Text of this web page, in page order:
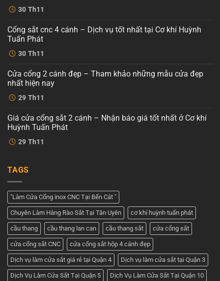
30 Th11
Không
có
luận
ở
Mẫu
cổng
sắt
cnc
cánh
hiện
đại
tại
Cơ
khí
Phát
30 Th11
Cổng sắt cnc 4 cánh – Dịch vụ tốt nhất tại Cơ khí Huỳnh
Tuấn Phát
Không
có
luận
ở
Cổng
sắt
cnc
4
Dịch
vụ
tốt
nhất
tại
Tuấn
29 Th11
Cửa cổng 2 cánh đẹp – Tham khảo những mẫu cửa đẹp
nhất hiện nay
Không
có
ở
Cửa
cổng
cánh
khảo
mẫu
đẹp
nhất
hiện
nay
29 Th11
Giá cửa cổng sắt 2 cánh – Nhận báo giá tốt nhất ở Cơ khí
Huỳnh Tuấn Phát
Không
có
Giá
cổng
2
cánh
–
Nhận
báo
giá
tốt
nhất
Cơ
khí
Huỳnh
Tuấn
Phát
TAGS
"Làm Cửa Cổng inox CNC Tại Bến Cát "
Chuyên Làm Hàng Rào Sắt Tại Tân Uyên cơ khí huỳnh tuấn phát
cầu thang cầu thang lan can cầu thang sắt cửa cổng sắt
cửa cổng sắt CNC cửa cổng sắt hộp 4 cánh đẹp
Dịch vụ làm cửa sắt giá rẻ tại Quận 4 Dịch vụ làm cửa sắt tại Quận 3
Dịch Vụ Làm Cửa Sắt Tại Quận 5 Dịch Vụ Làm Cửa Sắt Tại Quận 10